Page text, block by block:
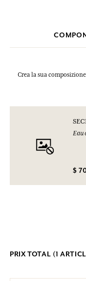
Crea la sua
Eau
$
PRIX TOTAL (1